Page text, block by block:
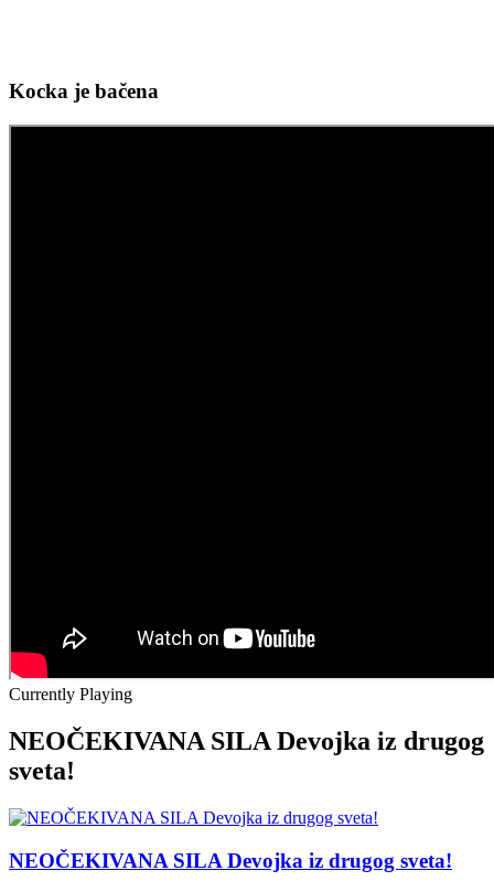
Kocka je bačena
Currently Playing
NEOČEKIVANA SILA Devojka iz drugog
sveta!
NEOČEKIVANA SILA Devojka iz drugog sveta!